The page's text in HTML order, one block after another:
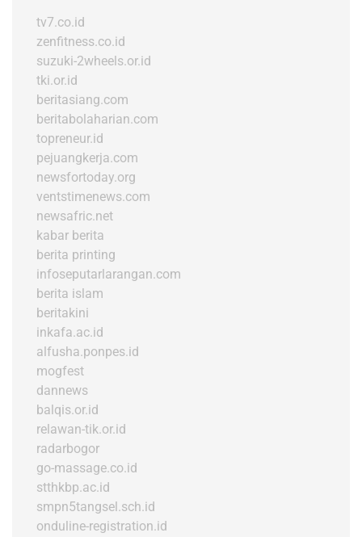
tv7.co.id
zenfitness.co.id
suzuki-2wheels.or.id
tki.or.id
beritasiang.com
beritabolaharian.com
topreneur.id
pejuangkerja.com
newsfortoday.org
ventstimenews.com
newsafric.net
kabar berita
berita printing
infoseputarlarangan.com
berita islam
beritakini
inkafa.ac.id
alfusha.ponpes.id
mogfest
dannews
balqis.or.id
relawan-tik.or.id
radarbogor
go-massage.co.id
stthkbp.ac.id
smpn5tangsel.sch.id
onduline-registration.id